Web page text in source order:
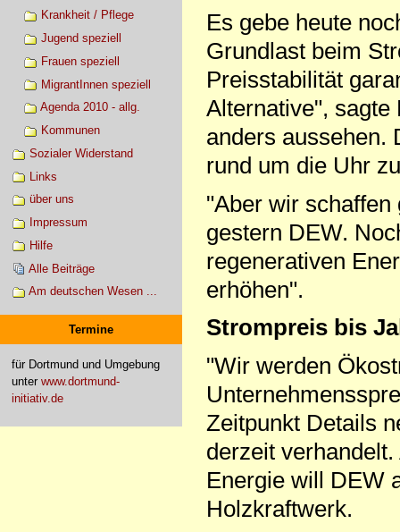
Krankheit / Pflege
Jugend speziell
Frauen speziell
MigrantInnen speziell
Agenda 2010 - allg.
Kommunen
Sozialer Widerstand
Links
über uns
Impressum
Hilfe
Alle Beiträge
Am deutschen Wesen ...
Termine
für Dortmund und Umgebung
unter www.dortmund-
initiativ.de
Es gebe heute
Grundlast beim
Preisstabilität
Alternative", sagte
anders aussehen.
rund um die Uhr
"Aber wir
gestern DEW.
regenerativen
erhöhen".
Strompreis bis
"Wir werden
Zeitpunkt Details
derzeit
Energie will DEW
Holzkraftwerk.